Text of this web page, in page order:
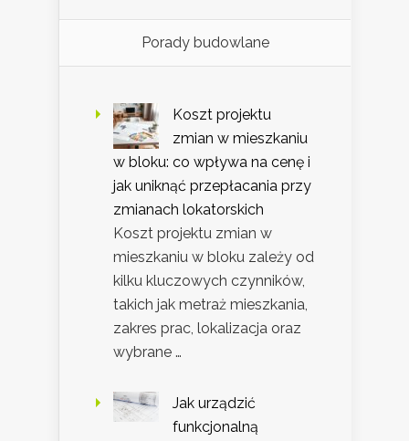
Porady budowlane
Koszt projektu
zmian w mieszkaniu
w bloku: co wpływa na cenę i
jak uniknąć przepłacania przy
zmianach lokatorskich
Koszt projektu zmian w
mieszkaniu w bloku zależy od
kilku kluczowych czynników,
takich jak metraż mieszkania,
zakres prac, lokalizacja oraz
wybrane …
Jak urządzić
funkcjonalną